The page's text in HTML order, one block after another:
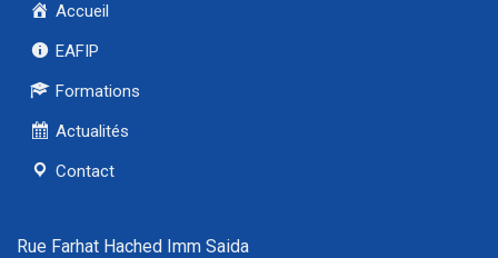
Accueil
EAFIP
Formations
Actualités
Contact
Rue Farhat Hached Imm Saida